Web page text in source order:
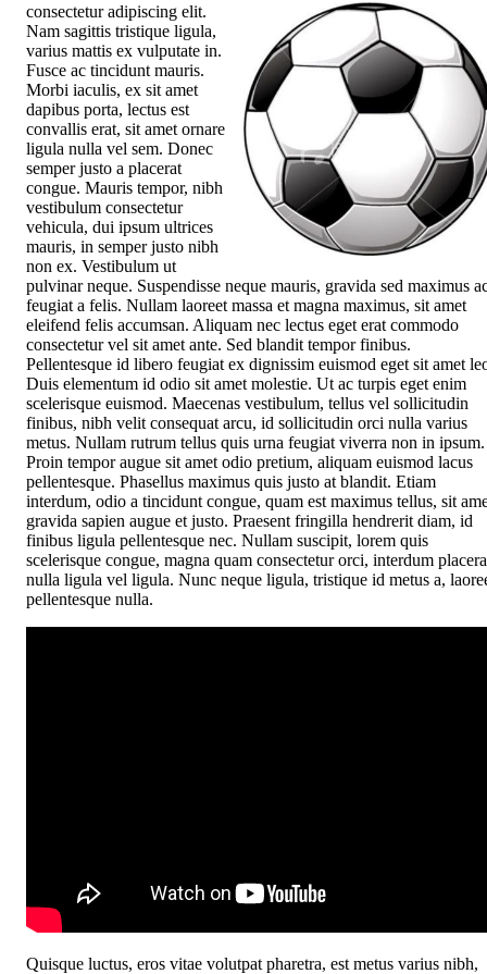
consectetur adipiscing elit.
Nam sagittis tristique ligula,
varius mattis ex vulputate in.
Fusce ac tincidunt mauris.
Morbi iaculis, ex sit amet
dapibus porta, lectus est
convallis erat, sit amet ornare
ligula nulla vel sem. Donec
semper justo a placerat
congue. Mauris tempor, nibh
vestibulum consectetur
vehicula, dui ipsum ultrices
mauris, in semper justo nibh
non ex. Vestibulum ut
pulvinar neque. Suspendisse neque mauris, gravida sed maximus
feugiat a felis. Nullam laoreet massa et magna maximus, sit amet
eleifend felis accumsan. Aliquam nec lectus eget erat commodo
consectetur vel sit amet ante. Sed blandit tempor finibus.
Pellentesque id libero feugiat ex dignissim euismod eget sit amet
Duis elementum id odio sit amet molestie. Ut ac turpis eget enim
scelerisque euismod. Maecenas vestibulum, tellus vel sollicitudin
finibus, nibh velit consequat arcu, id sollicitudin orci nulla varius
metus. Nullam rutrum tellus quis urna feugiat viverra non in ipsum.
Proin tempor augue sit amet odio pretium, aliquam euismod lacus
pellentesque. Phasellus maximus quis justo at blandit. Etiam
interdum, odio a tincidunt congue, quam est maximus tellus, sit
gravida sapien augue et justo. Praesent fringilla hendrerit diam, id
finibus ligula pellentesque nec. Nullam suscipit, lorem quis
scelerisque congue, magna quam consectetur orci, interdum
nulla ligula vel ligula. Nunc neque ligula, tristique id metus a,
pellentesque nulla.
Quisque luctus, eros vitae volutpat pharetra, est metus varius nibh,